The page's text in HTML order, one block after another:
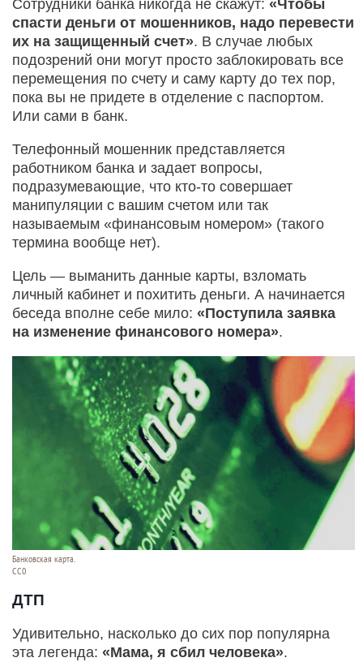
Сотрудники банка никогда не скажут: «Чтобы
спасти деньги от мошенников, надо перевести
их на защищенный счет». В случае любых
подозрений они могут просто заблокировать все
перемещения по счету и саму карту до тех пор,
пока вы не придете в отделение с паспортом.
Или сами в банк.
Телефонный мошенник представляется
работником банка и задает вопросы,
подразумевающие, что кто-то совершает
манипуляции с вашим счетом или так
называемым «финансовым номером» (такого
термина вообще нет).
Цель — выманить данные карты, взломать
личный кабинет и похитить деньги. А начинается
беседа вполне себе мило: «Поступила заявка
на изменение финансового номера».
Банковская карта.
СС0
ДТП
Удивительно, насколько до сих пор популярна
эта легенда: «Мама, я сбил человека».